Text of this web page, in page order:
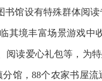
书馆设有特殊群体阅
其境丰富场景游戏中
阅读爱心礼包等，为
分馆，88个农家书屋